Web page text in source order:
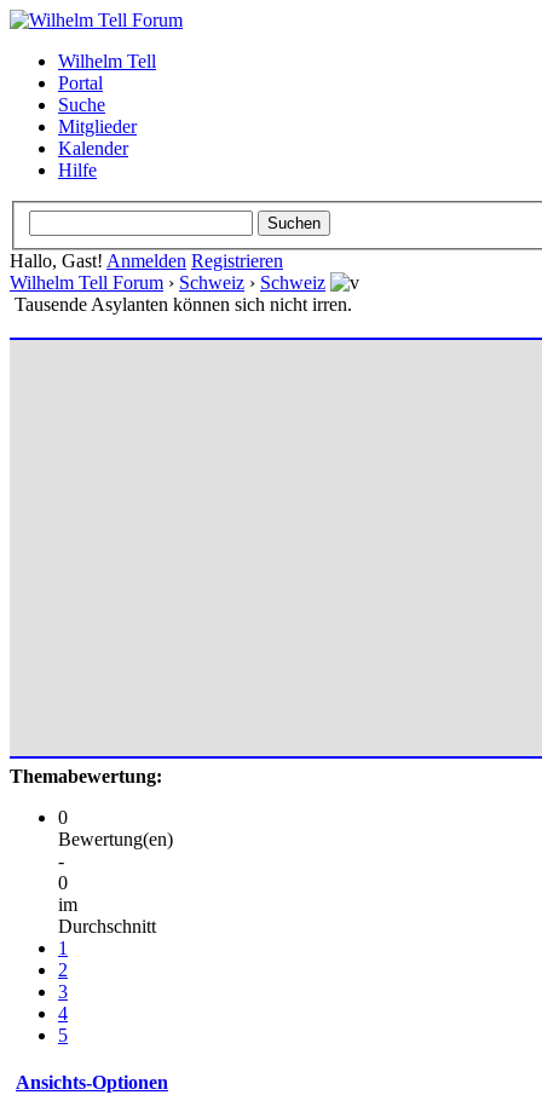
Wilhelm Tell
Portal
Suche
Mitglieder
Kalender
Hilfe
Hallo, Gast! Anmelden Registrieren
Wilhelm Tell Forum › Schweiz › Schweiz
Tausende Asylanten können sich nicht irren.
Themabewertung:
0
Bewertung(en)
-
0
im
Durchschnitt
1
2
3
4
5
Ansichts-Optionen